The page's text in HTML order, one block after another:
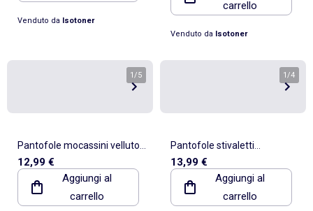
Venduto da Isotoner
carrello
Venduto da Isotoner
1 /5
Pantofole mocassini velluto,
sostegno morbido, facile da
bambina Isotoner
12,99 €
Aggiungi al
carrello
1 /4
Pantofole stivaletti
microvelluto leopardato,
suola bambina Isotoner
13,99 €
Aggiungi al
carrello